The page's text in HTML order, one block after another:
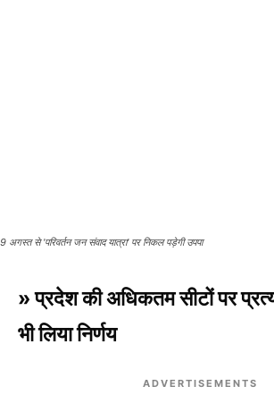
9 अगस्त से 'परिवर्तन जन संवाद यात्रा' पर निकल पड़ेगी उपपा
» प्रदेश की अधिकतम सीटों पर
भी लिया निर्णय
ADVERTISEMENTS